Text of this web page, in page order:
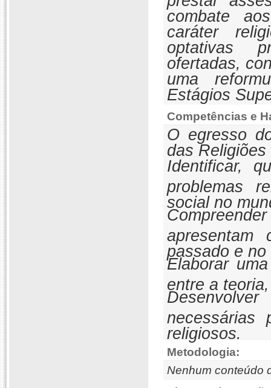
combate
caráter
optativas
ofertadas,
uma
Estágios
Competências e
O egresso
das
Identificar,
problemas
social no
apresentam
passado e no
Elaborar
entre a
religiosos.
Metodologia:
Nenhum conteúdo